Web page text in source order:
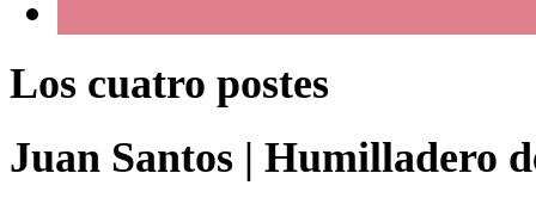
Los cuatro postes
Juan Santos | Humilladero